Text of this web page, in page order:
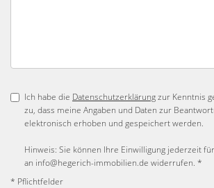
Ich habe die Datenschutzerklärungzur Kenntnis
zu, dass meine Angaben und Daten zur
elektronisch erhoben und gespeichert werden.
Hinweis: Sie können Ihre Einwilligung jederzeit
an info@hegerich-immobilien.de widerrufen. *
* Pflichtfelder